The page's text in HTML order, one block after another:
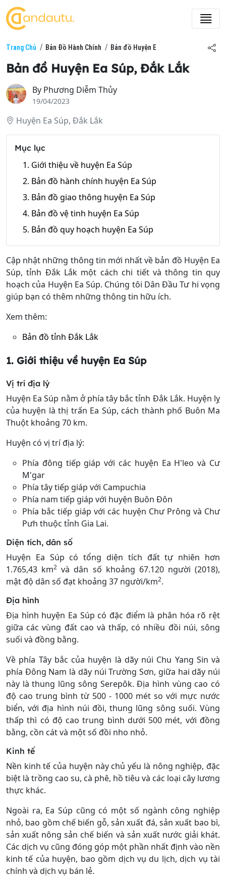
Trang Chủ Bản Đồ Hành Chính Bản đồ Huyện Ea Súp, Đắk Lắk
Bản đồ Huyện Ea Súp, Đắk Lắk
By Phương Diễm Thủy
19/04/2023
Huyện Ea Súp, Đắk Lắk
Mục lục
1. Giới thiệu về huyện Ea Súp
2. Bản đồ hành chính huyện Ea Súp
3. Bản đồ giao thông huyện Ea Súp
4. Bản đồ vệ tinh huyện Ea Súp
5. Bản đồ quy hoạch huyện Ea Súp
Cập nhật những thông tin mới nhất về bản đồ Huyện Ea
Súp, tỉnh Đắk Lắk một cách chi tiết và thông tin quy
hoạch của Huyện Ea Súp. Chúng tôi Dân Đầu Tư hi vọng
giúp bạn có thêm những thông tin hữu ích.
Xem thêm:
Bản đồ tỉnh Đắk Lắk
1. Giới thiệu về huyện Ea Súp
Vị trí địa lý
Huyện Ea Súp nằm ở phía tây bắc tỉnh Đắk Lắk. Huyện lỵ
của huyện là thị trấn Ea Súp, cách thành phố Buôn Ma
Thuột khoảng 70 km.
Huyện có vị trí địa lý:
Phía đông tiếp giáp với các huyện Ea H'leo và Cư
M'gar
Phía tây tiếp giáp với Campuchia
Phía nam tiếp giáp với huyện Buôn Đôn
Phía bắc tiếp giáp với các huyện Chư Prông và Chư
Pưh thuộc tỉnh Gia Lai.
Diện tích, dân số
Huyện Ea Súp có tổng diện tích đất tự nhiên hơn
1.765,43 km2 và dân số khoảng 67.120 người (2018),
mật độ dân số đạt khoảng 37 người/km2.
Địa hình
Địa hình huyện Ea Súp có đặc điểm là phân hóa rõ rệt
giữa các vùng đất cao và thấp, có nhiều đồi núi, sông
suối và đồng bằng.
Về phía Tây bắc của huyện là dãy núi Chu Yang Sin và
phía Đông Nam là dãy núi Trường Sơn, giữa hai dãy núi
này là thung lũng sông Serepôk. Địa hình vùng cao có
độ cao trung bình từ 500 - 1000 mét so với mực nước
biển, với địa hình núi đồi, thung lũng sông suối. Vùng
thấp thì có độ cao trung bình dưới 500 mét, với đồng
bằng, cồn cát và một số đồi nho nhỏ.
Kinh tế
Nền kinh tế của huyện này chủ yếu là nông nghiệp, đặc
biệt là trồng cao su, cà phê, hồ tiêu và các loại cây lương
thực khác.
Ngoài ra, Ea Súp cũng có một số ngành công nghiệp
nhỏ, bao gồm chế biến gỗ, sản xuất đá, sản xuất bao bì,
sản xuất nông sản chế biến và sản xuất nước giải khát.
Các dịch vụ cũng đóng góp một phần nhất định vào nền
kinh tế của huyện, bao gồm dịch vụ du lịch, dịch vụ tài
chính và dịch vụ bán lẻ.